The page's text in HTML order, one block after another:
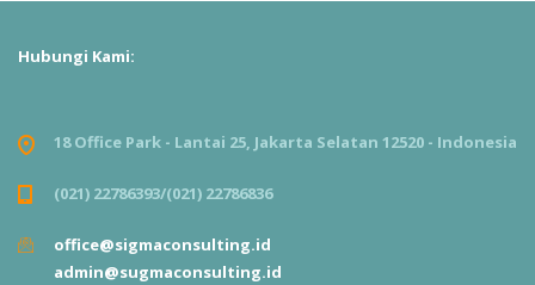
Hubungi Kami:
18 Office Park - Lantai 25, Jakarta Selatan 12520 - Indonesia
(021) 22786393/(021) 22786836
office@sigmaconsulting.id
admin@sugmaconsulting.id